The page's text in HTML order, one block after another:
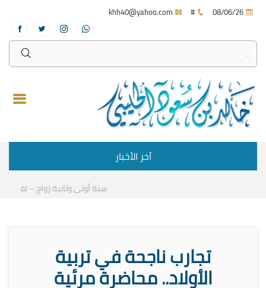
#
آخر الأخبار
سنة أولى وثانية زواج – لقاء مع
تجارب ناجحة في تربية
الأولاد.. محاضرة مرئية